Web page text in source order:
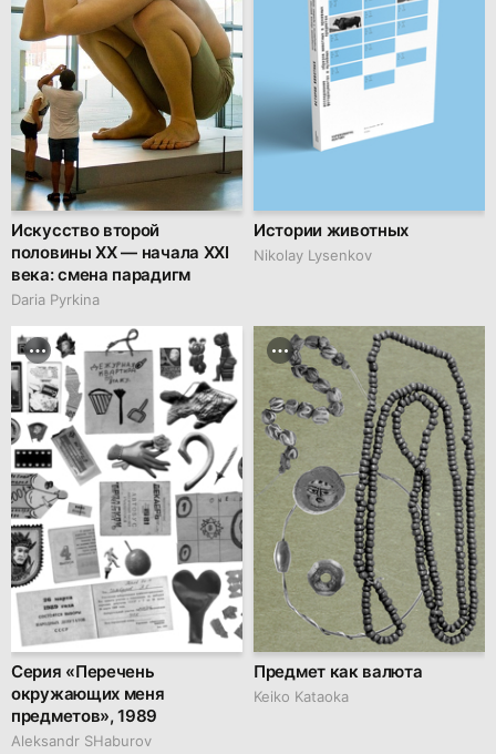
Искусство второй
половины ХХ — начала XXI
века: смена парадигм
Daria Pyrkina
Истории животных
Nikolay Lysenkov
Серия «Перечень
окружающих меня
предметов», 1989
Аleksandr SHaburov
Предмет как валюта
Keiko Kataoka